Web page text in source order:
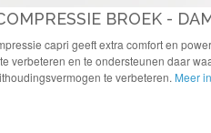
BROEK -
capri geeft extra comfort en
verbeteren en te ondersteunen daar
te verbeteren. Meer